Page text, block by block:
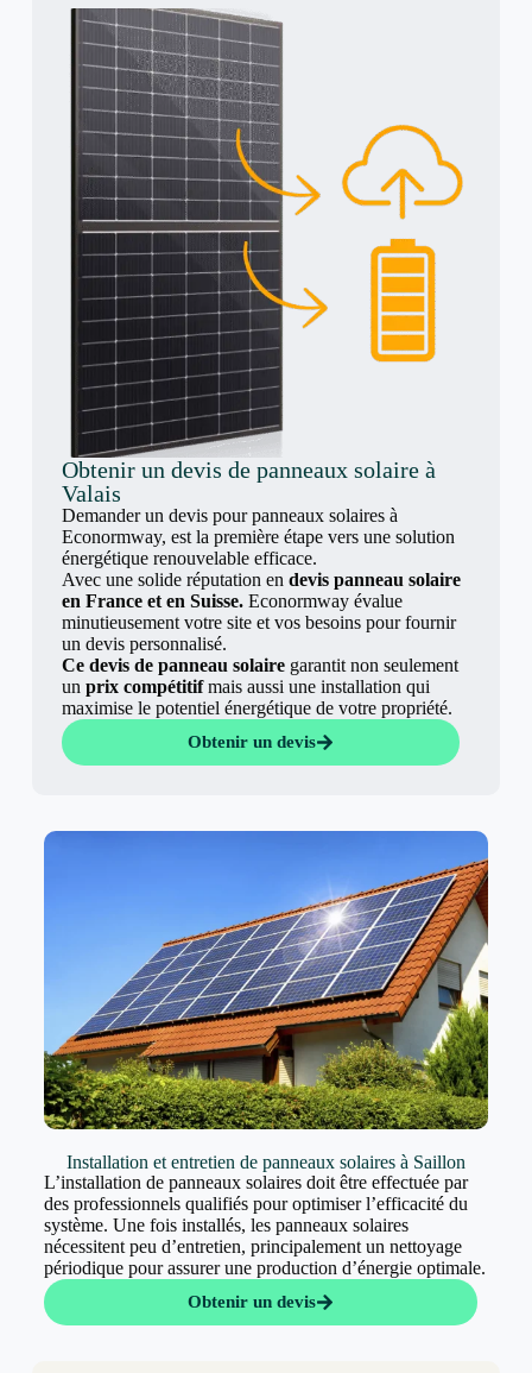
Obtenir un devis de panneaux solaire à
Valais
Demander un devis pour panneaux solaires à
Econormway, est la première étape vers une solution
énergétique renouvelable efficace.
Avec une solide réputation en devis panneau solaire
en France et en Suisse.Econormway évalue
minutieusement votre site et vos besoins pour fournir
un devis personnalisé.
Ce devis de panneau solairegarantit non seulement
un prix compétitifmais aussi une installation qui
maximise le potentiel énergétique de votre propriété.
Obtenir un devis
Installation et entretien de panneaux solaires à Saillon
L’installation de panneaux solaires doit être effectuée par
des professionnels qualifiés pour optimiser l’efficacité du
système. Une fois installés, les panneaux solaires
nécessitent peu d’entretien, principalement un nettoyage
périodique pour assurer une production d’énergie optimale.
Obtenir un devis